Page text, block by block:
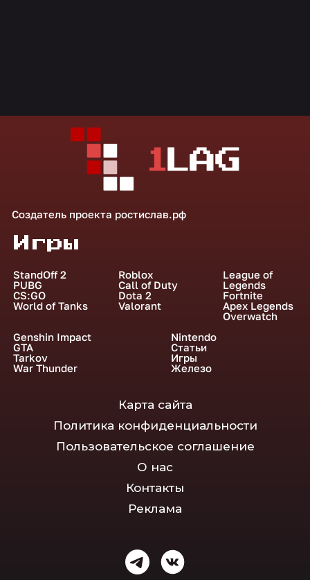
Создатель проекта ростислав.рф
Игры
StandOff 2
PUBG
CS:GO
World of Tanks
Roblox
Call of Duty
Dota 2
Valorant
League of
Legends
Fortnite
Apex Legends
Overwatch
Genshin Impact
GTA
Tarkov
War Thunder
Nintendo
Статьи
Игры
Железо
Карта сайта
Политика конфиденциальности
Пользовательское соглашение
О нас
Контакты
Реклама